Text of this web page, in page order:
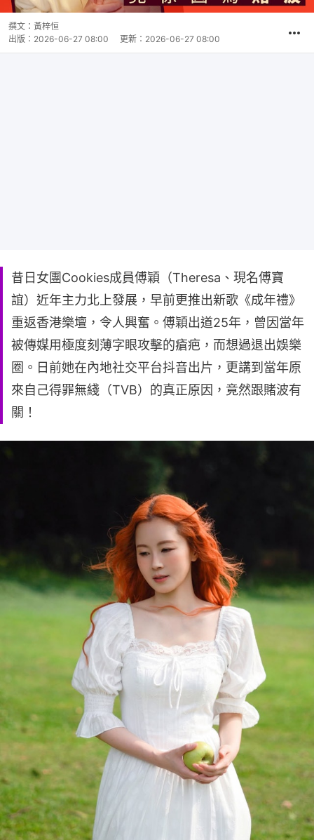
撰文： 黃梓恒
出版： 2026-06-27 08:00 更新： 2026-06-27 08:00
昔日女團Cookies成員傅穎（Theresa、現名傅寶
誼）近年主力北上發展，早前更推出新歌《成年禮》
重返香港樂壇，令人興奮。傅穎出道25年，曾因當年
被傳媒用極度刻薄字眼攻擊的瘡疤，而想過退出娛樂
圈。日前她在內地社交平台抖音出片，更講到當年原
來自己得罪無綫（TVB）的真正原因，竟然跟賭波有
關！